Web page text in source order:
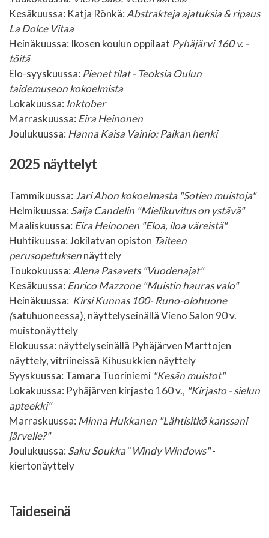
Kesäkuussa: Katja Rönkä: Abstrakteja ajatuksia & ripaus
La Dolce Vitaa
Heinäkuussa: Ikosen koulun oppilaat Pyhäjärvi 160 v. -
töitä
Elo-syyskuussa: Pienet tilat - Teoksia Oulun
taidemuseon kokoelmista
Lokakuussa: Inktober
Marraskuussa: Eira Heinonen
Joulukuussa: Hanna Kaisa Vainio: Paikan henki
2025 näyttelyt
Tammikuussa: Jari Ahon kokoelmasta "Sotien muistoja"
Helmikuussa: Saija Candelin "Mielikuvitus on ystävä"
Maaliskuussa: Eira Heinonen "Eloa, iloa väreistä"
Huhtikuussa: Jokilatvan opiston Taiteen
perusopetuksennäyttely
Toukokuussa: Alena Pasavets "Vuodenajat"
Kesäkuussa: Enrico Mazzone "Muistin hauras valo"
Heinäkuussa: Kirsi Kunnas 100- Runo-olohuone
(satuhuoneessa), näyttelyseinällä Vieno Salon 90 v.
muistonäyttely
Elokuussa: näyttelyseinällä Pyhäjärven Marttojen
näyttely, vitriineissä Kihusukkien näyttely
Syyskuussa: Tamara Tuoriniemi "Kesän muistot"
Lokakuussa: Pyhäjärven kirjasto 160 v., "Kirjasto - sielun
apteekki"
Marraskuussa: Minna Hukkanen "Lähtisitkö kanssani
järvelle?"
Joulukuussa: Saku Soukka"Windy Windows"-
kiertonäyttely
Taideseinä